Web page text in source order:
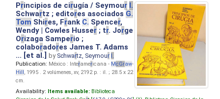
Principios de cirugía / Seymour I.
Schwartz ; editores asociados G.
Tom Shires, Frank C. Spencer,
Wendy | Cowles Husser ; tr. Jorge
Orizaga Samperio ;
colaboradores James T. Adams
... [et al.]by Schwartz, Seymour I.
Publication: México : Interamericana - McGraw-
Hill, 1995 . 2 volúmenes, xv, 2192 p. : il. ; 28.5 x 22
cm.
Availability: Items available: Biblioteca